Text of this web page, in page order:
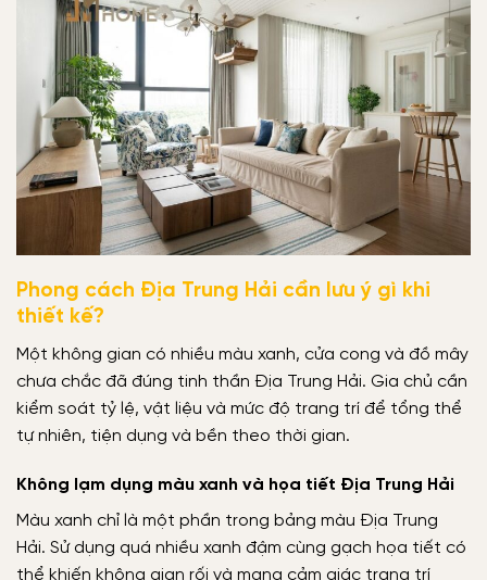
Phong cách Địa Trung Hải cần lưu ý gì khi
thiết kế?
Một không gian có nhiều màu xanh, cửa cong và đồ mây
chưa chắc đã đúng tinh thần Địa Trung Hải. Gia chủ cần
kiểm soát tỷ lệ, vật liệu và mức độ trang trí để tổng thể
tự nhiên, tiện dụng và bền theo thời gian.
Không lạm dụng màu xanh và họa tiết Địa Trung Hải
Màu xanh chỉ là một phần trong bảng màu Địa Trung
Hải. Sử dụng quá nhiều xanh đậm cùng gạch họa tiết có
thể khiến không gian rối và mang cảm giác trang trí